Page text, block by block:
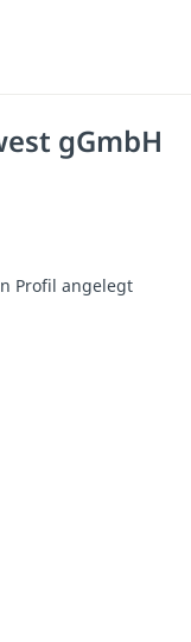
gGmbH
Profil angelegt